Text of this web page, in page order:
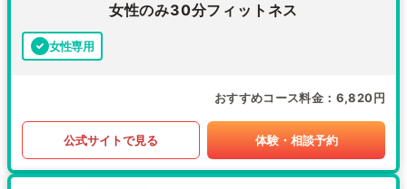
女性のみ30分フィットネス
女性専用
おすすめコース料金 6,820円
公式サイトで見る 体験・相談予約